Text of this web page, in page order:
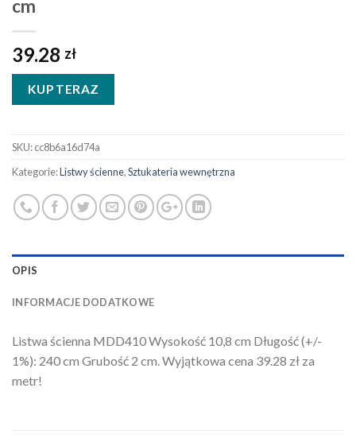
cm
39.28 zł
KUP TERAZ
SKU:cc8b6a16d74a
Kategorie:Listwy ścienne,Sztukateria wewnętrzna
OPIS
INFORMACJE DODATKOWE
Listwa ścienna MDD410 Wysokość 10,8 cm Długość (+/-
1%): 240 cm Grubość 2 cm. Wyjątkowa cena 39.28 zł za
metr!